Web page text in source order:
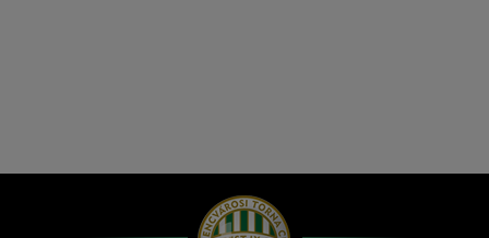
Hírek